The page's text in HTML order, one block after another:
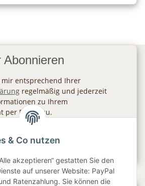
Abonnieren
mir entsprechend Ihrer
regelmäßig und jederzeit
zu Ihrem
per E-Mail zu.
& Co nutzen
akzeptieren“ gestatten Sie den
auf unserer Website: PayPal
Ratenzahlung. Sie können die